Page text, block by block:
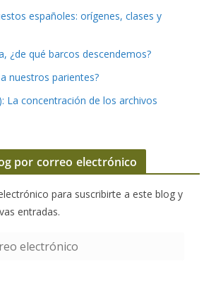
españoles: orígenes, clases y
¿de qué barcos descendemos?
nuestros parientes?
La concentración de los archivos
por correo electrónico
para suscribirte a este blog y
entradas.